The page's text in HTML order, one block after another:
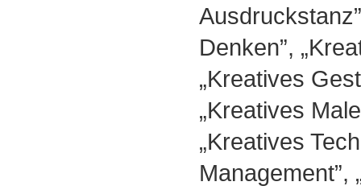
Denken”,
„Kreatives
„Kreatives
„Kreatives
Management”,